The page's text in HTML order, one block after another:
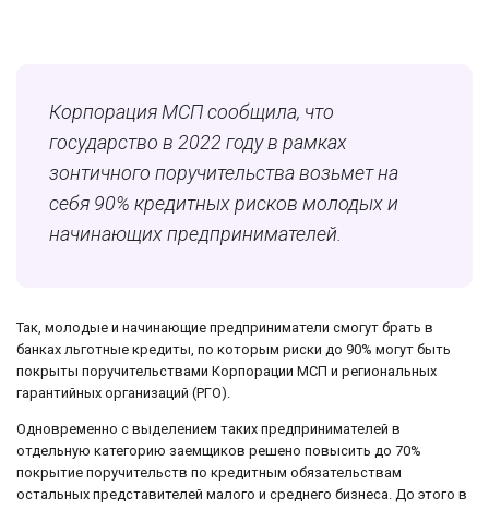
Корпорация МСП сообщила, что
государство в 2022 году в рамках
зонтичного поручительства возьмет на
себя 90% кредитных рисков молодых и
начинающих предпринимателей.
Так, молодые и начинающие предприниматели смогут брать в
банках льготные кредиты, по которым риски до 90% могут быть
покрыты поручительствами Корпорации МСП и региональных
гарантийных организаций (РГО).
Одновременно с выделением таких предпринимателей в
отдельную категорию заемщиков решено повысить до 70%
покрытие поручительств по кредитным обязательствам
остальных представителей малого и среднего бизнеса. До этого в